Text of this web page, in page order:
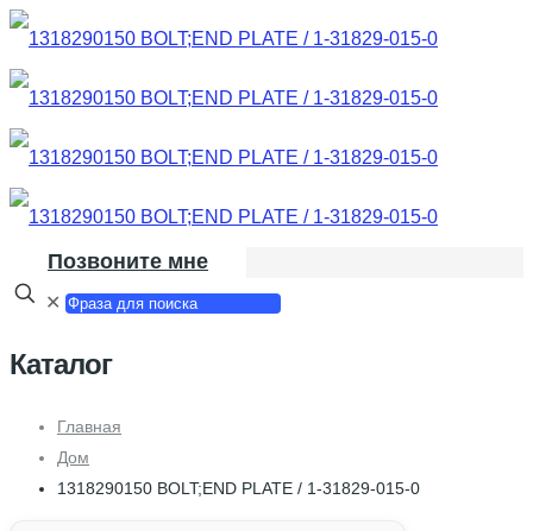
Позвоните мне
✕
Каталог
Главная
Дом
1318290150 BOLT;END PLATE / 1-31829-015-0